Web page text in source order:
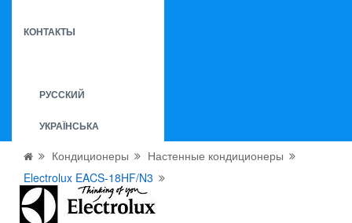
КОНТАКТЫ
РУССКИЙ
УКРАЇНСЬКА
Кондиционеры
Настенные кондиционеры
Electrolux EACS-18HF/N3